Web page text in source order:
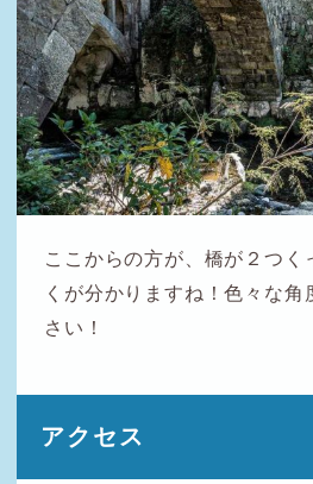
ここからの方が、橋が２つく
くが分かりますね！色々な角
さい！
アクセス